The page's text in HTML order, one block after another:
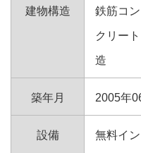
建物構造 鉄筋コン
クリート
造
築年月 2005年
設備 無料イ